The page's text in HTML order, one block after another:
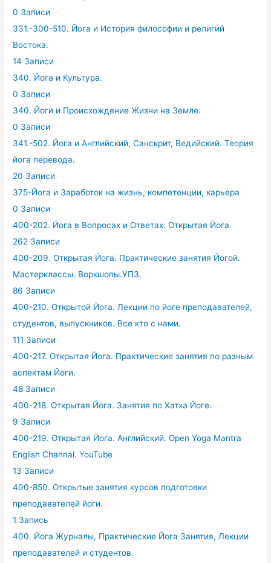
0 Записи
331.-300-510. Йога и История философии и религий
Востока.
14 Записи
340. Йога и Культура.
0 Записи
340. Йоги и Происхождение Жизни на Земле.
0 Записи
341.-502. Йога и Английский, Санскрит, Ведийский. Теория
йога перевода.
20 Записи
375-Йога и Заработок на жизнь, компетенции, карьера
0 Записи
400-202. Йога в Вопросах и Ответах. Открытая Йога.
262 Записи
400-209. Открытая Йога. Практические занятия Йогой.
Мастерклассы. Воркшопы.УПЗ.
86 Записи
400-210. Открытой Йога. Лекции по йоге преподавателей,
студентов, выпускников. Все кто с нами.
111 Записи
400-217. Открытая Йога. Практические занятия по разным
аспектам Йоги.
48 Записи
400-218. Открытая Йога. Занятия по Хатха Йоге.
9 Записи
400-219. Открытая Йога. Английский. Open Yoga Mantra
English Channal. YouTube
13 Записи
400-850. Открытые занятия курсов подготовки
преподавателей йоги.
1 Запись
400. Йога Журналы, Практические Йога Занятия, Лекции
преподавателей и студентов.